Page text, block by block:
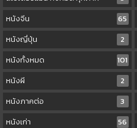
หนังจีน
65
หนังญี่ปุ่น
2
หนังทั้งหมด
101
หนังผี
2
หนังภาคต่อ
3
หนังเก่า
56